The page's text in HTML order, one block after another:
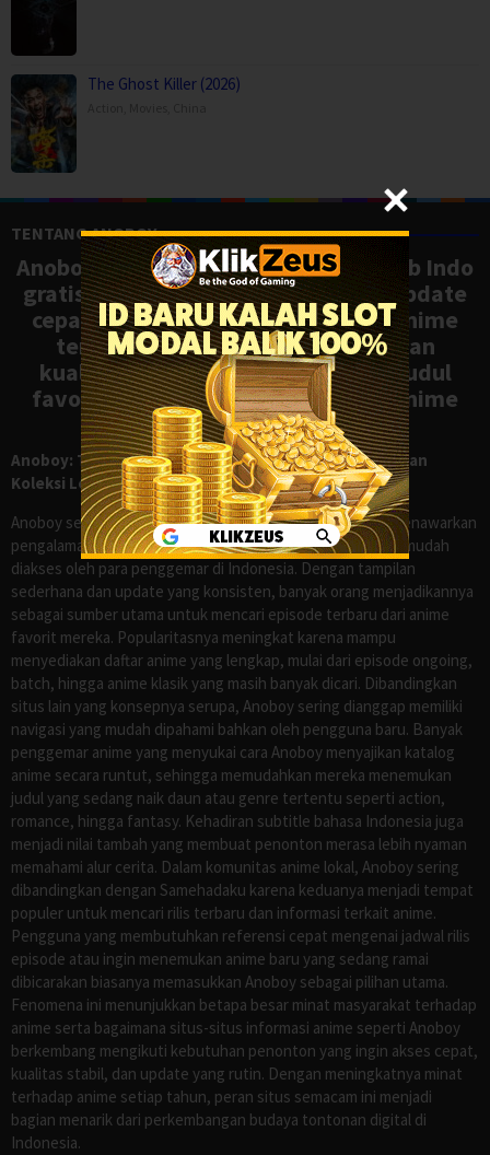
The Ghost Killer (2026)
TENTANG ANOBOY
Anoboy adalah situs nonton anime sub Indo
gratis dengan koleksi lengkap dan update
cepat, mirip Samehadaku. Tonton anime
terbaru, ongoing, dan batch dengan
kualitas HD tanpa ribet. Temukan judul
favoritmu dan nikmati streaming anime
terbaik kapan saja.
Anoboy: Tempat Nonton Anime Sub Indo Gratis dengan
Koleksi Lengkap seperti Samehadaku
Anoboy sejak lama dikenal sebagai salah satu situs yang menawarkan
pengalaman menonton anime sub Indo secara praktis dan mudah
diakses oleh para penggemar di Indonesia. Dengan tampilan
sederhana dan update yang konsisten, banyak orang menjadikannya
sebagai sumber utama untuk mencari episode terbaru dari anime
favorit mereka. Popularitasnya meningkat karena mampu
menyediakan daftar anime yang lengkap, mulai dari episode ongoing,
batch, hingga anime klasik yang masih banyak dicari. Dibandingkan
situs lain yang konsepnya serupa, Anoboy sering dianggap memiliki
navigasi yang mudah dipahami bahkan oleh pengguna baru. Banyak
penggemar anime yang menyukai cara Anoboy menyajikan katalog
anime secara runtut, sehingga memudahkan mereka menemukan
judul yang sedang naik daun atau genre tertentu seperti action,
romance, hingga fantasy. Kehadiran subtitle bahasa Indonesia juga
menjadi nilai tambah yang membuat penonton merasa lebih nyaman
memahami alur cerita. Dalam komunitas anime lokal, Anoboy sering
dibandingkan dengan Samehadaku karena keduanya menjadi tempat
populer untuk mencari rilis terbaru dan informasi terkait anime.
Pengguna yang membutuhkan referensi cepat mengenai jadwal rilis
episode atau ingin menemukan anime baru yang sedang ramai
dibicarakan biasanya memasukkan Anoboy sebagai pilihan utama.
Fenomena ini menunjukkan betapa besar minat masyarakat terhadap
anime serta bagaimana situs-situs informasi anime seperti Anoboy
berkembang mengikuti kebutuhan penonton yang ingin akses cepat,
kualitas stabil, dan update yang rutin. Dengan meningkatnya minat
terhadap anime setiap tahun, peran situs semacam ini menjadi
bagian menarik dari perkembangan budaya tontonan digital di
Indonesia.